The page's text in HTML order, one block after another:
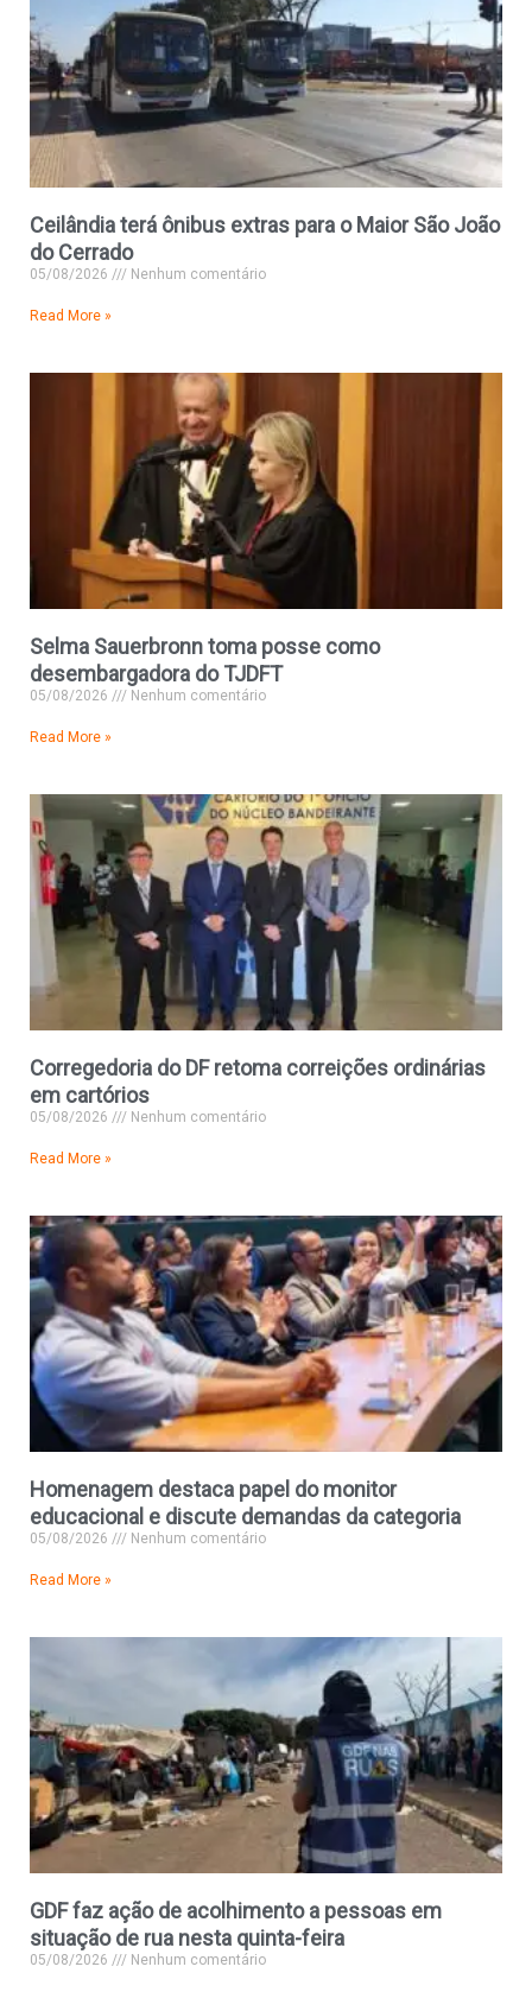
Ceilândia terá ônibus extras para o Maior São João
do Cerrado
05/08/2026 Nenhum comentário
Read More »
Selma Sauerbronn toma posse como
desembargadora do TJDFT
05/08/2026 Nenhum comentário
Read More »
Corregedoria do DF retoma correições ordinárias
em cartórios
05/08/2026 Nenhum comentário
Read More »
Homenagem destaca papel do monitor
educacional e discute demandas da categoria
05/08/2026 Nenhum comentário
Read More »
GDF faz ação de acolhimento a pessoas em
situação de rua nesta quinta-feira
05/08/2026 Nenhum comentário